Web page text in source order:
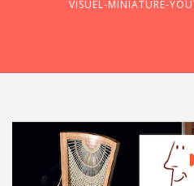
VISUEL-MINIATURE-